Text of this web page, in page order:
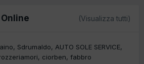
Online (Visualizza tutti)
Sdrumaldo AUTO SOLE SERVICE
ciorben fabbro